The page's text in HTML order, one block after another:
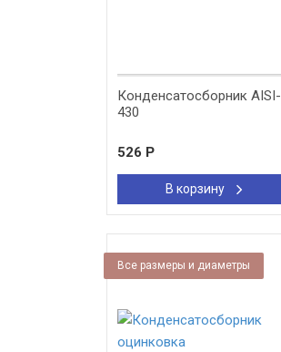
Конденсатосборник AISI-
430
526 Р
В корзину
Все размеры и диаметры